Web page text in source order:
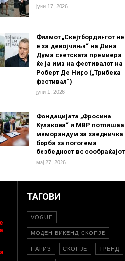
јуни 17, 2026
Филмот „Скејтбордингот не
е за девојчиња“ на Дина
Дума светската премиера
ќе ја има на фестивалот на
Роберт Де Ниро („Трибека
фестивал“)
јуни 1, 2026
Фондацијата „Фросина
Кулакова“ и МВР потпишаа
меморандум за заедничка
борба за поголема
безбедност во сообраќајот
мај 27, 2026
ТАГОВИ
VOGUE
МОДЕН ВИКЕНД-СКОПЈЕ
ПАРИЗ СКОПЈЕ ТРЕНД